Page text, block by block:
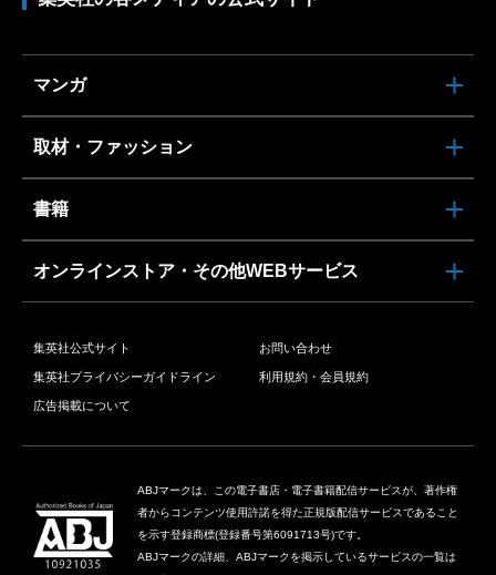
マンガ
取材・ファッション
書籍
オンラインストア・その他WEBサービス
集英社公式サイト お問い合わせ
集英社プライバシーガイドライン 利用規約・会員規約
広告掲載について
ABJマークは、この電子書店・電子書籍配信サービスが、著作権
者からコンテンツ使用許諾を得た正規版配信サービスであること
を示す登録商標(登録番号第6091713号)です。
ABJマークの詳細、ABJマークを掲示しているサービスの一覧は